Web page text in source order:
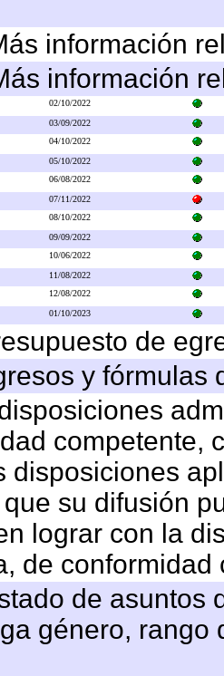
información
información
02/10/2022
03/09/2022
04/10/2022
05/10/2022
06/08/2022
07/11/2022
08/10/2022
09/09/2022
10/06/2022
11/08/2022
12/08/2022
01/10/2023
de
y fórmulas
competente,
disposiciones
su difusión
lograr con la
de
de asuntos
género, rango